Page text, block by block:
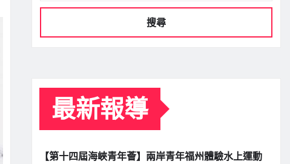
搜尋
最新報導
【第十四屆海峽青年薈】兩岸青年福州體驗水上運動